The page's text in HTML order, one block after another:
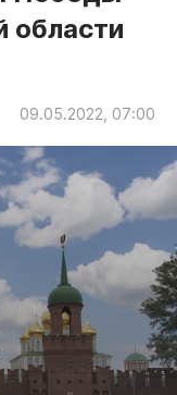
области
09.05.2022, 07:00